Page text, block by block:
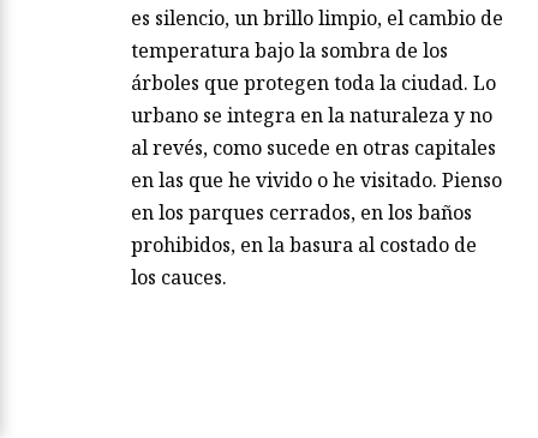
es silencio, un brillo limpio, el cambio de
temperatura bajo la sombra de los
árboles que protegen toda la ciudad. Lo
urbano se integra en la naturaleza y no
al revés, como sucede en otras capitales
en las que he vivido o he visitado. Pienso
en los parques cerrados, en los baños
prohibidos, en la basura al costado de
los cauces.